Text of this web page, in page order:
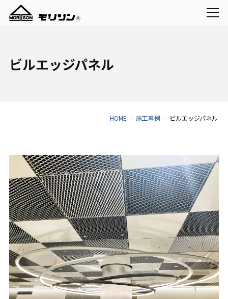
ビルエッジパネル
HOME 施工事例 ビルエッジパネル